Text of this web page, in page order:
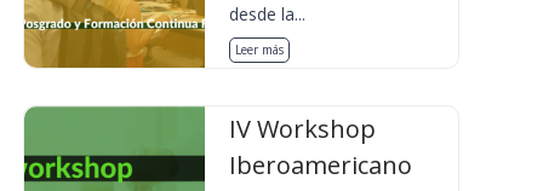
desde la...
Leer más
IV Workshop
Iberoamericano